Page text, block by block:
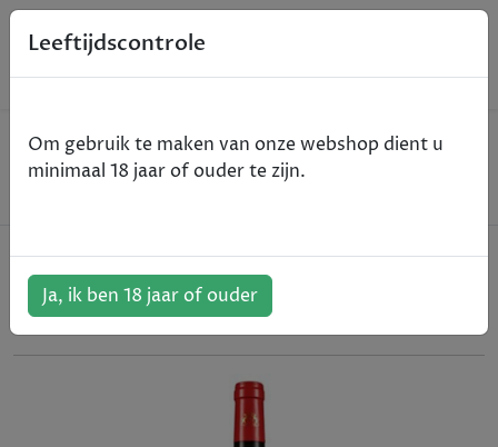
Home
Wijn
Château Fourcas Hosten - Medoc - rood - 2015 -
Château Fourcas Hosten - Medoc -
rood - 2015 - 75cl
ArtikelNummer:309619
Leeftijdscontrole
Om gebruik te maken van onze webshop dient u
minimaal 18 jaar of ouder te zijn.
Ja, ik ben 18 jaar of ouder